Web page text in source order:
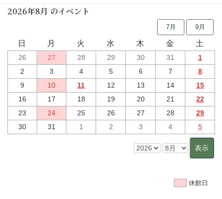
2026年8月 のイベント
7月 9月
日 月 火 水 木 金 土
26 27 28 29 30 31
1
2
3 4 5 6 7
8
9
10 11 12 13 14
15
16
17 18 19 20 21
22
23
24 25 26 27 28
29
30
31 1 2 3 4 5
休館日